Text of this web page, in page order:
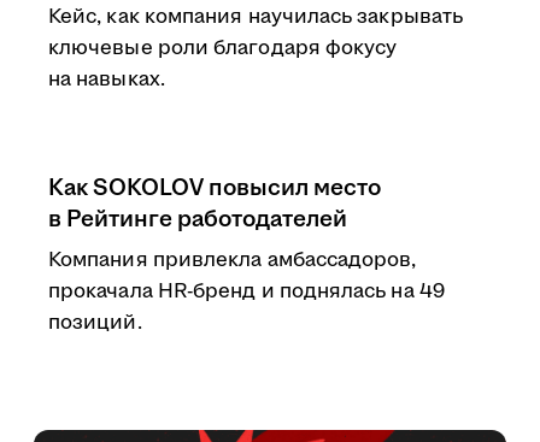
Кейс, как компания научилась закрывать
ключевые роли благодаря фокусу
на навыках.
Как SOKOLOV повысил место
в Рейтинге работодателей
Компания привлекла амбассадоров,
прокачала HR-бренд и поднялась на 49
позиций.